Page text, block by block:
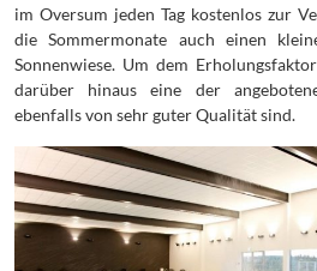
im Oversum jeden Tag kostenlos zur
die Sommermonate auch einen
Sonnenwiese. Um dem
darüber hinaus eine der
ebenfalls von sehr guter Qualität sind.